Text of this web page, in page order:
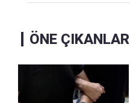
ÖNE ÇIKANLAR